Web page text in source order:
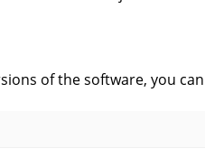
of the software, you